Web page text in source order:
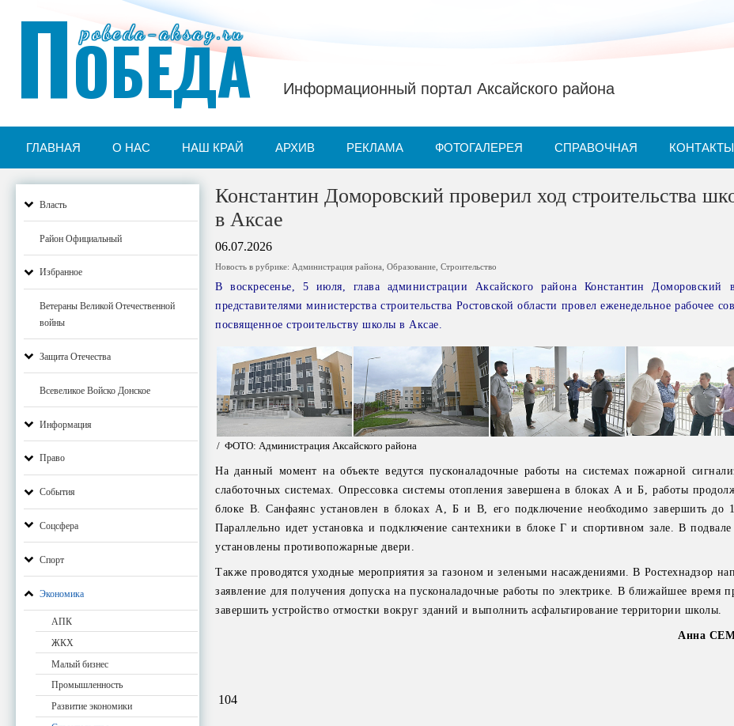
pobeda-aksay.ru
ПОБЕДА Информационный портал Аксайского района
ГЛАВНАЯ О НАС НАШ КРАЙ АРХИВ РЕКЛАМА ФОТОГАЛЕРЕЯ СПРАВОЧНАЯ КОНТАКТЫ
Власть
Район Официальный
Избранное
Ветераны Великой Отечественной
войны
Защита Отечества
Всевеликое Войско Донское
Информация
Право
События
Соцсфера
Спорт
Экономика
АПК
ЖКХ
Малый бизнес
Промышленность
Развитие экономики
Константин Доморовский проверил ход строительства
в Аксае
06.07.2026
Новость в рубрике: Администрация района ,Образование ,Строительство
В воскресенье, 5 июля, глава администрации Аксайского района Константин Доморовский
представителями министерства строительства Ростовской области провел еженедельное рабочее
посвященное строительству школы в Аксае.
/ ФОТО: Администрация Аксайского района
На данный момент на объекте ведутся пусконаладочные работы на системах пожарной
слаботочных системах. Опрессовка системы отопления завершена в блоках А и Б, работы
блоке В. Санфаянс установлен в блоках А, Б и В, его подключение необходимо завершить до
Параллельно идет установка и подключение сантехники в блоке Г и спортивном зале. В
установлены противопожарные двери.
Также проводятся уходные мероприятия за газоном и зелеными насаждениями. В Ростехнадзор
заявление для получения допуска на пусконаладочные работы по электрике. В ближайшее время
завершить устройство отмостки вокруг зданий и выполнить асфальтирование территории школы.
Анна
104